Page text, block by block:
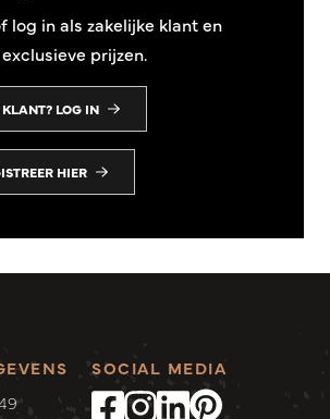
log in als zakelijke klant en
prijzen.
LOG IN
HIER
SOCIAL MEDIA